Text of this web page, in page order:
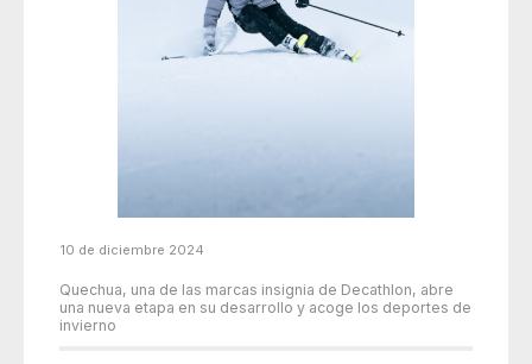
10 de diciembre 2024
Quechua, una de las marcas insignia de Decathlon, abre
una nueva etapa en su desarrollo y acoge los deportes de
invierno